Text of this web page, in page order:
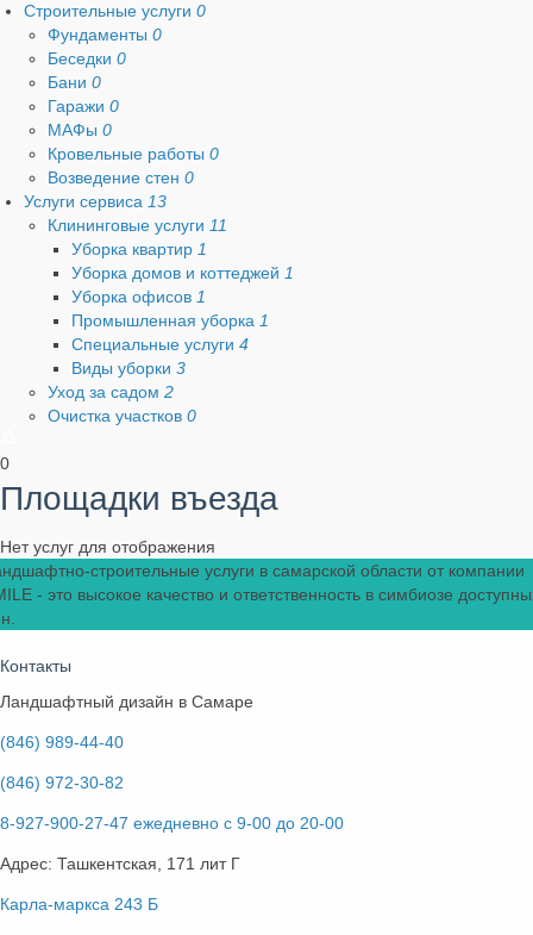
Строительные услуги 0
Фундаменты 0
Беседки 0
Бани 0
Гаражи 0
МАФы 0
Кровельные работы 0
Возведение стен 0
Услуги сервиса 13
Клининговые услуги 11
Уборка квартир 1
Уборка домов и коттеджей 1
Уборка офисов 1
Промышленная уборка 1
Специальные услуги 4
Виды уборки 3
Уход за садом 2
Очистка участков 0
0
Площадки въезда
Нет услуг для отображения
строительные услуги в самарской области от компании
- это высокое качество и ответственность в симбиозе
Контакты
Ландшафтный дизайн в Самаре
(846) 989-44-40
(846) 972-30-82
8-927-900-27-47 ежедневно с 9-00 до 20-00
Адрес: Ташкентская, 171 лит Г
Карла-маркса 243 Б